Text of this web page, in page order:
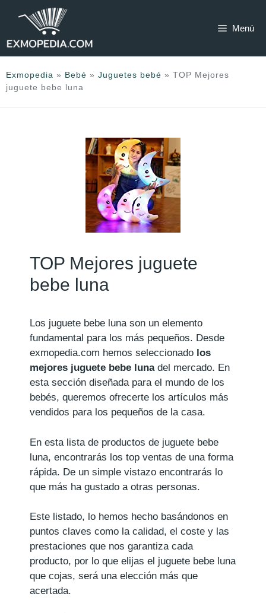
Menú
Exmopedia » Bebé » Juguetes bebé » TOP Mejores
juguete bebe luna
TOP Mejores juguete
bebe luna
Los juguete bebe luna son un elemento
fundamental para los más pequeños. Desde
exmopedia.com hemos seleccionado los
mejores juguete bebe lunadel mercado. En
esta sección diseñada para el mundo de los
bebés, queremos ofrecerte los artículos más
vendidos para los pequeños de la casa.
En esta lista de productos de juguete bebe
luna, encontrarás los top ventas de una forma
rápida. De un simple vistazo encontrarás lo
que más ha gustado a otras personas.
Este listado, lo hemos hecho basándonos en
puntos claves como la calidad, el coste y las
prestaciones que nos garantiza cada
producto, por lo que elijas el juguete bebe luna
que cojas, será una elección más que
acertada.